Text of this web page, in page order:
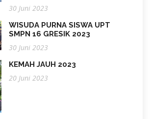
30 Juni 2023
WISUDA PURNA SISWA UPT
SMPN 16 GRESIK 2023
30 Juni 2023
KEMAH JAUH 2023
20 Juni 2023